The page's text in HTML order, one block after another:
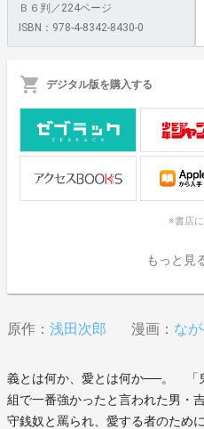
Ｂ６判／224ページ
ISBN：978-4-8342-8430-0
デジタル版を購入する
※書店
原作： 浅田次郎 漫画： な
義とは何か、愛とは何か──。 「
組で一番強かったと言われた男・
守銭奴と罵られ、愛する者のため